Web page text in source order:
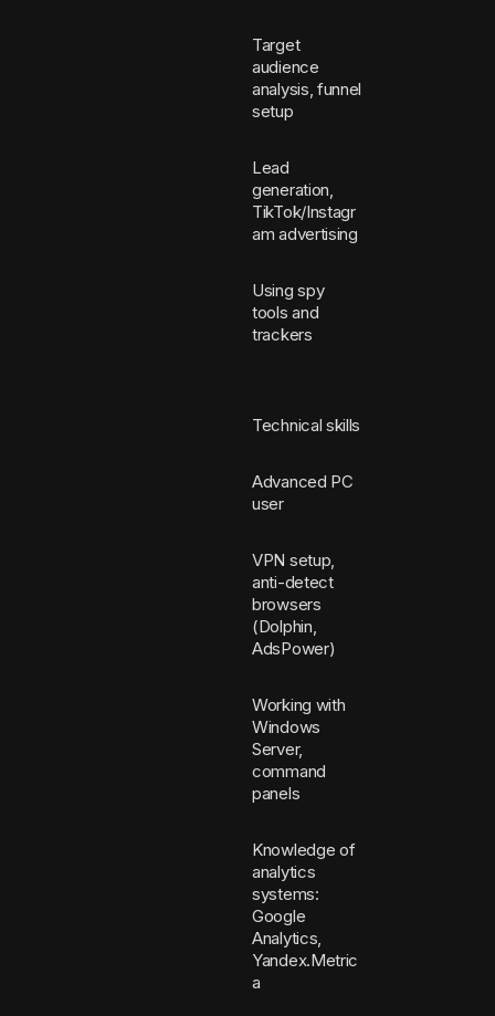
Target
audience
analysis, funnel
setup
Lead
generation,
TikTok/Instagr
am advertising
Using spy
tools and
trackers
Technical skills
Advanced PC
user
VPN setup,
anti-detect
browsers
(Dolphin,
AdsPower)
Working with
Windows
Server,
command
panels
Knowledge of
analytics
systems:
Google
Analytics,
Yandex.Metric
a